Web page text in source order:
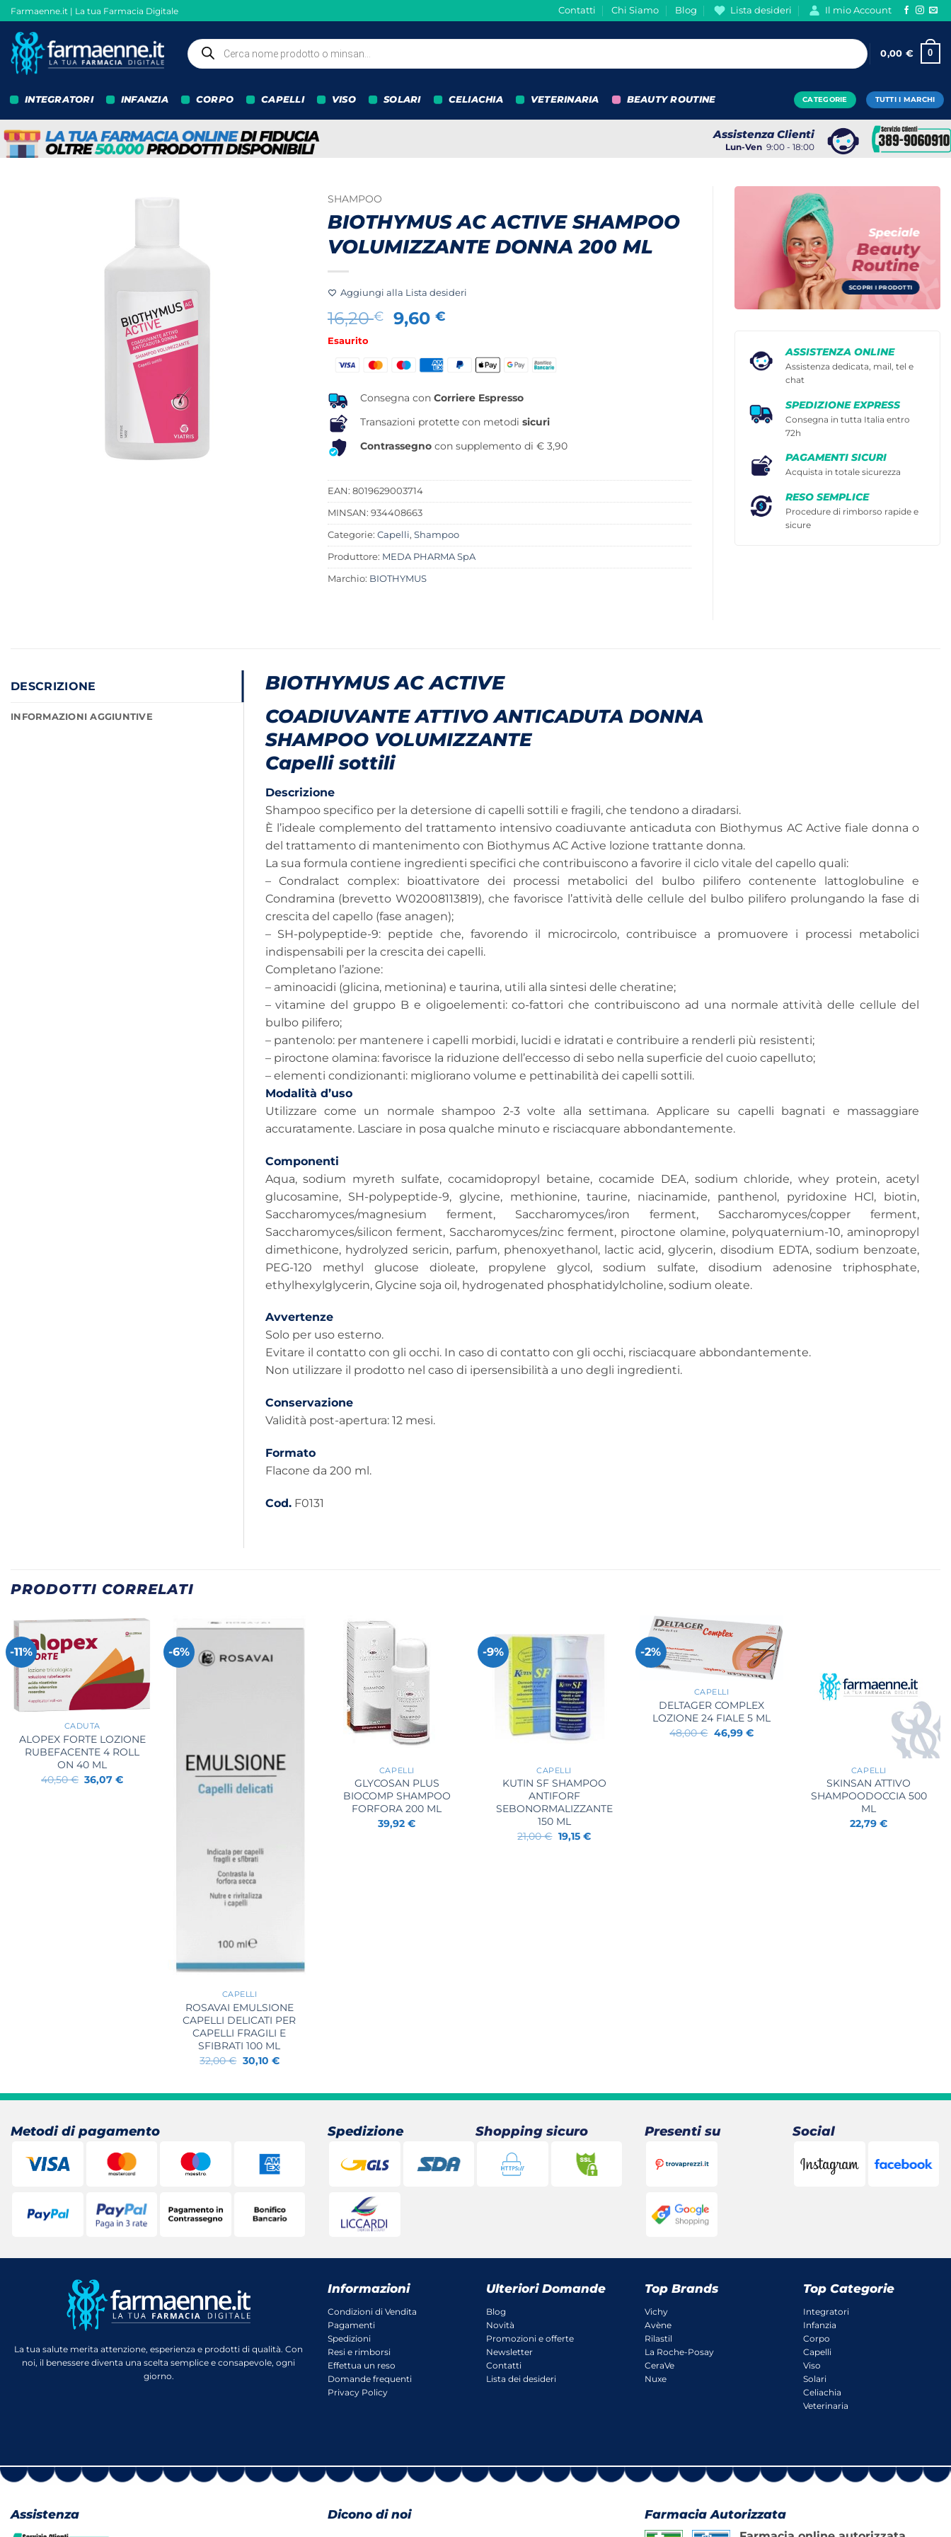
Salta
ai
contenuti
Farmaenne.it | La tua Farmacia Digitale Contatti Chi Siamo Blog Lista desideri Il mio Account
Ricerca
prodotti
0,00 € 0
INTEGRATORI INFANZIA CORPO CAPELLI VISO SOLARI CELIACHIA VETERINARIA BEAUTY ROUTINE CATEGORIE TUTTI I MARCHI
Assistenza Clienti
Lun-Ven 9:00 - 18:00
SHAMPOO
BIOTHYMUS AC ACTIVE SHAMPOO
VOLUMIZZANTE DONNA 200 ML
Aggiungi alla Lista desideri
16,20€
Il
era:
9,60€
attuale
è:
Esaurito
Consegna con Corriere Espresso
Transazioni protette con metodi sicuri
Contrassegno con supplemento di € 3,90
EAN: 8019629003714
MINSAN: 934408663
Categorie: Capelli, Shampoo
Produttore: MEDA PHARMA SpA
Marchio: BIOTHYMUS
Speciale
Beauty
Routine
SCOPRI I PRODOTTI
ASSISTENZA ONLINE
Assistenza dedicata, mail, tel e
chat
SPEDIZIONE EXPRESS
Consegna in tutta Italia entro
72h
PAGAMENTI SICURI
Acquista in totale sicurezza
RESO SEMPLICE
Procedure di rimborso rapide e
sicure
DESCRIZIONE
INFORMAZIONI AGGIUNTIVE
BIOTHYMUS AC ACTIVE
COADIUVANTE ATTIVO ANTICADUTA DONNA
SHAMPOO VOLUMIZZANTE
Capelli sottili
Descrizione
Shampoo specifico per la detersione di capelli sottili e fragili, che tendono a diradarsi.
È l’ideale complemento del trattamento intensivo coadiuvante anticaduta con Biothymus AC Active fiale donna o
del trattamento di mantenimento con Biothymus AC Active lozione trattante donna.
La sua formula contiene ingredienti specifici che contribuiscono a favorire il ciclo vitale del capello quali:
– Condralact complex: bioattivatore dei processi metabolici del bulbo pilifero contenente lattoglobuline e
Condramina (brevetto W02008113819), che favorisce l’attività delle cellule del bulbo pilifero prolungando la fase di
crescita del capello (fase anagen);
– SH-polypeptide-9: peptide che, favorendo il microcircolo, contribuisce a promuovere i processi metabolici
indispensabili per la crescita dei capelli.
Completano l’azione:
– aminoacidi (glicina, metionina) e taurina, utili alla sintesi delle cheratine;
– vitamine del gruppo B e oligoelementi: co-fattori che contribuiscono ad una normale attività delle cellule del
bulbo pilifero;
– pantenolo: per mantenere i capelli morbidi, lucidi e idratati e contribuire a renderli più resistenti;
– piroctone olamina: favorisce la riduzione dell’eccesso di sebo nella superficie del cuoio capelluto;
– elementi condizionanti: migliorano volume e pettinabilità dei capelli sottili.
Modalità d’uso
Utilizzare come un normale shampoo 2-3 volte alla settimana. Applicare su capelli bagnati e massaggiare
accuratamente. Lasciare in posa qualche minuto e risciacquare abbondantemente.
Componenti
Aqua, sodium myreth sulfate, cocamidopropyl betaine, cocamide DEA, sodium chloride, whey protein, acetyl
glucosamine, SH-polypeptide-9, glycine, methionine, taurine, niacinamide, panthenol, pyridoxine HCl, biotin,
Saccharomyces/magnesium ferment, Saccharomyces/iron ferment, Saccharomyces/copper ferment,
Saccharomyces/silicon ferment, Saccharomyces/zinc ferment, piroctone olamine, polyquaternium-10, aminopropyl
dimethicone, hydrolyzed sericin, parfum, phenoxyethanol, lactic acid, glycerin, disodium EDTA, sodium benzoate,
PEG-120 methyl glucose dioleate, propylene glycol, sodium sulfate, disodium adenosine triphosphate,
ethylhexylglycerin, Glycine soja oil, hydrogenated phosphatidylcholine, sodium oleate.
Avvertenze
Solo per uso esterno.
Evitare il contatto con gli occhi. In caso di contatto con gli occhi, risciacquare abbondantemente.
Non utilizzare il prodotto nel caso di ipersensibilità a uno degli ingredienti.
Conservazione
Validità post-apertura: 12 mesi.
Formato
Flacone da 200 ml.
Cod.F0131
PRODOTTI CORRELATI
-11%
+
CADUTA
ALOPEX FORTE LOZIONE
RUBEFACENTE 4 ROLL
ON 40 ML
40,50€ Il
prezzo
36,07€Il
-6%
+
CAPELLI
ROSAVAI EMULSIONE
CAPELLI DELICATI PER
CAPELLI FRAGILI E
SFIBRATI 100 ML
32,00€ Il
prezzo
32,00 €.
30,10 €Il
30,10 €.
CAPELLI
GLYCOSAN PLUS
BIOCOMP SHAMPOO
FORFORA 200 ML
39,92€
-9%
CAPELLI
KUTIN SF SHAMPOO
ANTIFORF
SEBONORMALIZZANTE
150 ML
21,00€ Il
prezzo
19,15 €Il
-2%
+
CAPELLI
DELTAGER COMPLEX
LOZIONE 24 FIALE 5 ML
48,00€ Il
prezzo
46,99 €Il
CAPELLI
SKINSAN ATTIVO
SHAMPOODOCCIA 500
ML
22,79€
Metodi di pagamento Spedizione Shopping sicuro Presenti su Social
La tua salute merita attenzione, esperienza e prodotti di qualità. Con
noi, il benessere diventa una scelta semplice e consapevole, ogni
giorno.
Informazioni
Condizioni di Vendita
Pagamenti
Spedizioni
Resi e rimborsi
Effettua un reso
Domande frequenti
Privacy Policy
Ulteriori Domande
Blog
Novità
Promozioni e offerte
Newsletter
Contatti
Lista dei desideri
Top Brands
Vichy
Avène
Rilastil
La Roche-Posay
CeraVe
Nuxe
Top Categorie
Integratori
Infanzia
Corpo
Capelli
Viso
Solari
Celiachia
Veterinaria
Assistenza Dicono di noi Farmacia Autorizzata